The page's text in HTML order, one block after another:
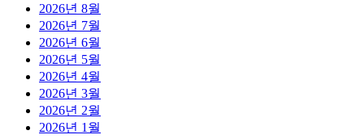
2026년 8월
2026년 7월
2026년 6월
2026년 5월
2026년 4월
2026년 3월
2026년 2월
2026년 1월